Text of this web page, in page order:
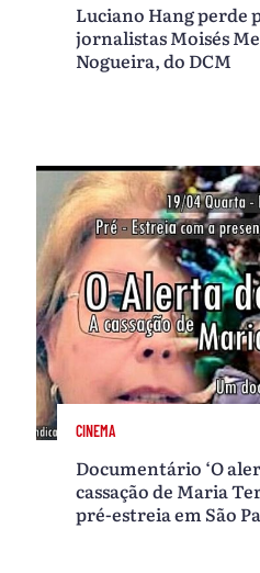
Luciano Hang perde
jornalistas Moisés
Nogueira, do DCM
CINEMA
Documentário ‘O
cassação de Maria
pré-estreia em São